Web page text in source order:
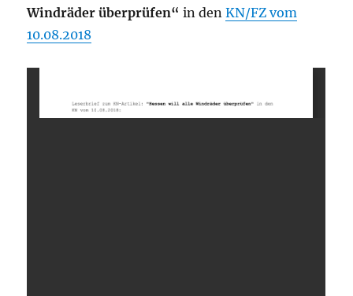
Windräder überprüfen“ in denKN/FZ vom
10.08.2018